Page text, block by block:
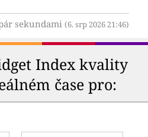
sekundami (6. srp 2026 21:46)
Index kvality
čase pro: